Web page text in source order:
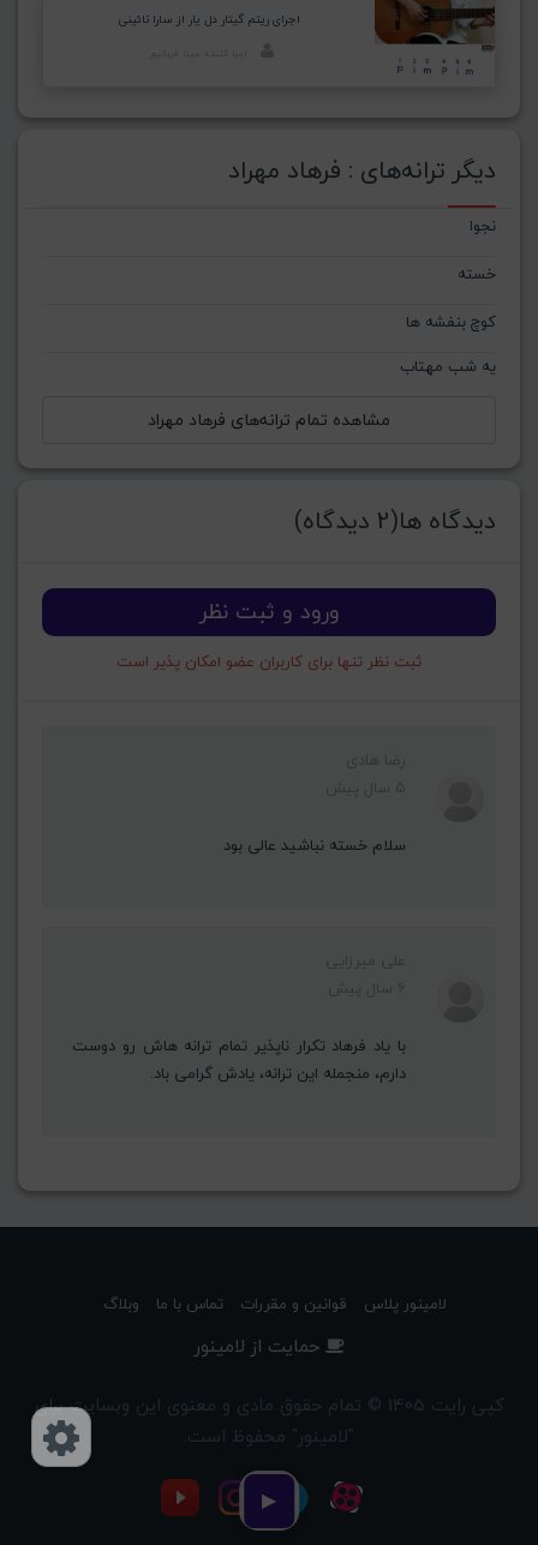
▶
اجرای ریتم گیتار دل یار از سارا نائینی
دیگر ترانه‌های : فرهاد مهراد
نجوا
خسته
کوچ بنفشه ها
یه شب مهتاب
مشاهده تمام ترانه‌های فرهاد مهراد
دیدگاه ها(2 دیدگاه)
ورود و ثبت نظر
ثبت نظر تنها برای کاربران عضو امکان پذیر است
سلام خسته نباشید عالی بود
با یاد فرهاد تکرار ناپذیر تمام ترانه هاش رو دوست
دارم، منجمله این ترانه، یادش گرامی باد.
لامینور پلاس قوانین و مقررات تماس با ما وبلاگ
حمایت از لامینور
کپی رایت 1405 © تمام حقوق مادی و معنوی این وبسایت برای
"لامینور" محفوظ است.